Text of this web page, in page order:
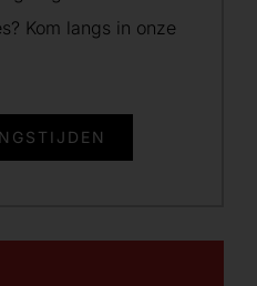
Kom langs in onze